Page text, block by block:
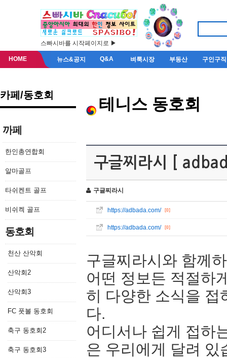
스빠시바를 시작페이지로 ▶
HOME 뉴스&공지 Q&A 벼룩시장 부동산 구인구직
카페/동호회
까페
한인총연합회
알마골프
타쉬켄트 골프
비쉬켁 골프
동호회
천산 산악회
산악회2
산악회3
FC 풋볼 동호회
축구 동호회2
축구 동호회3
테니스 동호회
구글찌라시 [
구글찌라시
https://adbada.com/ [0]
https://adbada.com/ [0]
구글찌라시와 함께
어떤 정보든 적절하
히 다양한 소식을 접
다.
어디서나 쉽게 접하
은 우리에게 달려 있